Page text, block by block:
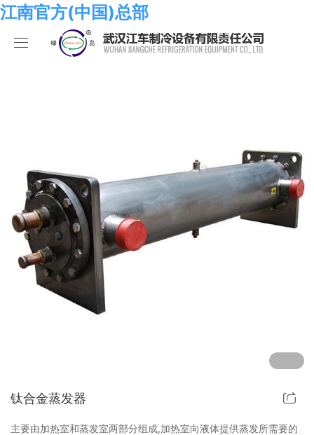
江南官方(中国)总部
江南官方(中国)总部
空调系列
冷冻系列
热泵系列
食品系列
荣誉资质
发展历程
组织结构
样本手册
江南官方(中国)总部
行业新闻
合作伙伴
人员招聘
业绩考核
员工发展
江南官方(中国)总部
在线留言
钛合金蒸发器
主要由加热室和蒸发室两部分组成,加热室向液体提供蒸发所需要的